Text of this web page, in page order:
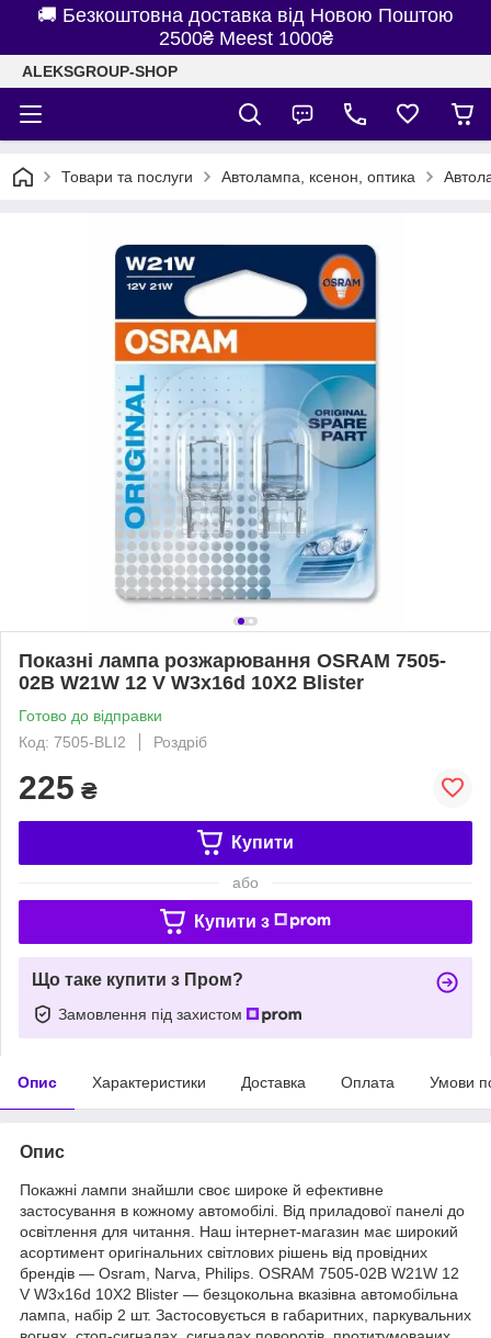
🚚 Безкоштовна доставка від Новою Поштою
2500₴ Meest 1000₴
ALEKSGROUP-SHOP
Товари та послуги Автолампа, ксенон, оптика
Показні лампа розжарювання OSRAM 7505-
02B W21W 12 V W3x16d 10X2 Blister
Готово до відправки
Код: 7505-BLI2
Роздріб
225 ₴
Купити
або
Купити з
Що таке купити з Пром?
Замовлення під захистом
Опис Характеристики Доставка Оплата Умови
Опис
Покажні лампи знайшли своє широке й ефективне
застосування в кожному автомобілі. Від приладової панелі до
освітлення для читання. Наш інтернет-магазин має широкий
асортимент оригінальних світлових рішень від провідних
брендів — Osram, Narva, Philips. OSRAM 7505-02B W21W 12
V W3x16d 10X2 Blister — безцокольна вказівна автомобільна
лампа, набір 2 шт. Застосовується в габаритних, паркувальних